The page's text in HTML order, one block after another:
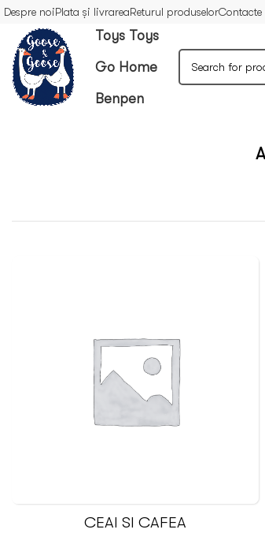
Despre noiPlata și livrareaReturul produselorContacte
Toys Toys
Go Home
Benpen
CEAI SI CAFEA